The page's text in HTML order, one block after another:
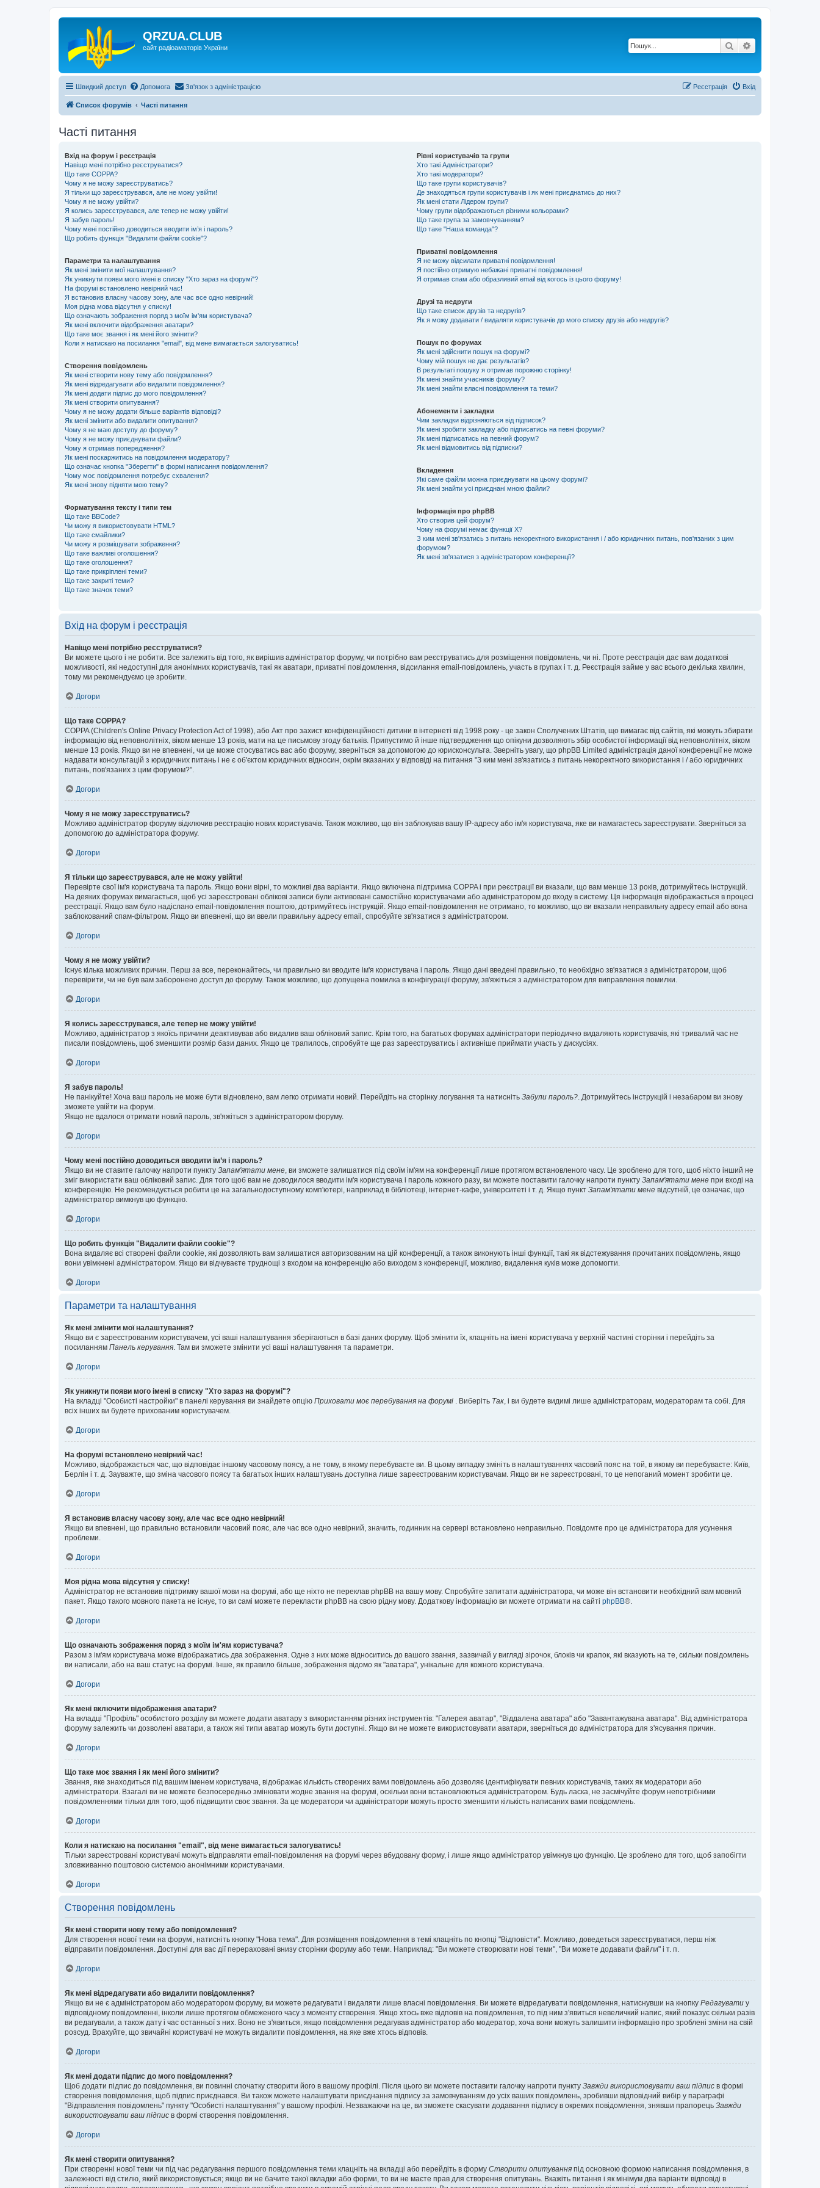
QRZUA.CLUB
сайт радіоаматорів України Пошук
Швидкий доступ Допомога Зв'язок з адміністрацією Вхід
Реєстрація
Список форумів Часті питання
Часті питання
Вхід на форум і реєстрація
Навіщо мені потрібно реєструватися?
Що таке COPPA?
Чому я не можу зареєструватись?
Я тільки що зареєструвався, але не можу увійти!
Чому я не можу увійти?
Я колись зареєструвався, але тепер не можу увійти!
Я забув пароль!
Чому мені постійно доводиться вводити ім’я і пароль?
Що робить функція "Видалити файли cookie"?
Параметри та налаштування
Як мені змінити мої налаштування?
Як уникнути появи мого імені в списку "Хто зараз на форумі"?
На форумі встановлено невірний час!
Я встановив власну часову зону, але час все одно невірний!
Моя рідна мова відсутня у списку!
Що означають зображення поряд з моїм ім'ям користувача?
Як мені включити відображення аватари?
Що таке моє звання і як мені його змінити?
Коли я натискаю на посилання "email", від мене вимагається залогуватись!
Створення повідомлень
Як мені створити нову тему або повідомлення?
Як мені відредагувати або видалити повідомлення?
Як мені додати підпис до мого повідомлення?
Як мені створити опитування?
Чому я не можу додати більше варіантів відповіді?
Як мені змінити або видалити опитування?
Чому я не маю доступу до форуму?
Чому я не можу приєднувати файли?
Чому я отримав попередження?
Як мені поскаржитись на повідомлення модератору?
Що означає кнопка "Зберегти" в формі написання повідомлення?
Чому моє повідомлення потребує схвалення?
Як мені знову підняти мою тему?
Форматування тексту і типи тем
Що таке BBCode?
Чи можу я використовувати HTML?
Що таке смайлики?
Чи можу я розміщувати зображення?
Що таке важливі оголошення?
Що таке оголошення?
Що таке прикріплені теми?
Що таке закриті теми?
Що таке значок теми?
Рівні користувачів та групи
Хто такі Адміністратори?
Хто такі модератори?
Що таке групи користувачів?
Де знаходяться групи користувачів і як мені приєднатись до них?
Як мені стати Лідером групи?
Чому групи відображаються різними кольорами?
Що таке група за замовчуванням?
Що таке "Наша команда"?
Приватні повідомлення
Я не можу відсилати приватні повідомлення!
Я постійно отримую небажані приватні повідомлення!
Я отримав спам або образливий email від когось із цього форуму!
Друзі та недруги
Що таке список друзів та недругів?
Як я можу додавати / видаляти користувачів до мого списку друзів або недругів?
Пошук по форумах
Як мені здійснити пошук на форумі?
Чому мій пошук не дає результатів?
В результаті пошуку я отримав порожню сторінку!
Як мені знайти учасників форуму?
Як мені знайти власні повідомлення та теми?
Абонементи і закладки
Чим закладки відрізняються від підписок?
Як мені зробити закладку або підписатись на певні форуми?
Як мені підписатись на певний форум?
Як мені відмовитись від підписки?
Вкладення
Які саме файли можна приєднувати на цьому форумі?
Як мені знайти усі приєднані мною файли?
Інформація про phpBB
Хто створив цей форум?
Чому на форумі немає функції X?
З ким мені зв'язатись з питань некоректного використання і / або юридичних питань, пов'язаних з цим
форумом?
Як мені зв'язатися з адміністратором конференції?
Вхід на форум і реєстрація
Навіщо мені потрібно реєструватися?
Ви можете цього і не робити. Все залежить від того, як вирішив адміністратор форуму, чи потрібно вам реєструватись для розміщення повідомлень, чи ні. Проте реєстрація дає вам додаткові
можливості, які недоступні для анонімних користувачів, такі як аватари, приватні повідомлення, відсилання email-повідомлень, участь в групах і т. д. Реєстрація займе у вас всього декілька хвилин,
тому ми рекомендуємо це зробити.
Догори
Що таке COPPA?
COPPA (Children's Online Privacy Protection Act of 1998), або Акт про захист конфіденційності дитини в інтернеті від 1998 року - це закон Сполучених Штатів, що вимагає від сайтів, які можуть збирати
інформацію від неповнолітніх, віком менше 13 років, мати на це письмову згоду батьків. Припустимо й інше підтвердження що опікуни дозволяють збір особистої інформації від неповнолітніх, віком
менше 13 років. Якщо ви не впевнені, чи це може стосуватись вас або форуму, зверніться за допомогою до юрисконсульта. Зверніть увагу, що phpBB Limited адміністрація даної конференції не може
надавати консультацій з юридичних питань і не є об'єктом юридичних відносин, окрім вказаних у відповіді на питання "З ким мені зв'язатись з питань некоректного використання і / або юридичних
питань, пов'язаних з цим форумом?".
Догори
Чому я не можу зареєструватись?
Можливо адміністратор форуму відключив реєстрацію нових користувачів. Також можливо, що він заблокував вашу IP-адресу або ім'я користувача, яке ви намагаєтесь зареєструвати. Зверніться за
допомогою до адміністратора форуму.
Догори
Я тільки що зареєструвався, але не можу увійти!
Перевірте свої ім'я користувача та пароль. Якщо вони вірні, то можливі два варіанти. Якщо включена підтримка COPPA і при реєстрації ви вказали, що вам менше 13 років, дотримуйтесь інструкцій.
На деяких форумах вимагається, щоб усі зареєстровані облікові записи були активовані самостійно користувачами або адміністратором до входу в систему. Ця інформація відображається в процесі
реєстрації. Якщо вам було надіслано email-повідомлення поштою, дотримуйтесь інструкцій. Якщо email-повідомлення не отримано, то можливо, що ви вказали неправильну адресу email або вона
заблокований спам-фільтром. Якщо ви впевнені, що ви ввели правильну адресу email, спробуйте зв'язатися з адміністратором.
Догори
Чому я не можу увійти?
Існує кілька можливих причин. Перш за все, переконайтесь, чи правильно ви вводите ім'я користувача і пароль. Якщо дані введені правильно, то необхідно зв'язатися з адміністратором, щоб
перевірити, чи не був вам заборонено доступ до форуму. Також можливо, що допущена помилка в конфігурації форуму, зв'яжіться з адміністратором для виправлення помилки.
Догори
Я колись зареєструвався, але тепер не можу увійти!
Можливо, адміністратор з якоїсь причини деактивував або видалив ваш обліковий запис. Крім того, на багатьох форумах адміністратори періодично видаляють користувачів, які тривалий час не
писали повідомлень, щоб зменшити розмір бази даних. Якщо це трапилось, спробуйте ще раз зареєструватись і активніше приймати участь у дискусіях.
Догори
Я забув пароль!
Не панікуйте! Хоча ваш пароль не може бути відновлено, вам легко отримати новий. Перейдіть на сторінку логування та натисніть Забули пароль?. Дотримуйтесь інструкцій і незабаром ви знову
зможете увійти на форум.
Якщо не вдалося отримати новий пароль, зв'яжіться з адміністратором форуму.
Догори
Чому мені постійно доводиться вводити ім’я і пароль?
Якщо ви не ставите галочку напроти пункту Запам'ятати мене, ви зможете залишатися під своїм ім'ям на конференції лише протягом встановленого часу. Це зроблено для того, щоб ніхто інший не
зміг використати ваш обліковий запис. Для того щоб вам не доводилося вводити ім'я користувача і пароль кожного разу, ви можете поставити галочку напроти пункту Запам'ятати мене при вході на
конференцію. Не рекомендується робити це на загальнодоступному комп'ютері, наприклад в бібліотеці, інтернет-кафе, університеті і т. д. Якщо пункт Запам'ятати мене відсутній, це означає, що
адміністратор вимкнув цю функцію.
Догори
Що робить функція "Видалити файли cookie"?
Вона видаляє всі створені файли cookie, які дозволяють вам залишатися авторизованим на цій конференції, а також виконують інші функції, такі як відстежування прочитаних повідомлень, якщо
вони увімкнені адміністратором. Якщо ви відчуваєте труднощі з входом на конференцію або виходом з конференції, можливо, видалення куків може допомогти.
Догори
Параметри та налаштування
Як мені змінити мої налаштування?
Якщо ви є зареєстрованим користувачем, усі ваші налаштування зберігаються в базі даних форуму. Щоб змінити їх, клацніть на імені користувача у верхній частині сторінки і перейдіть за
посиланням Панель керування. Там ви зможете змінити усі ваші налаштування та параметри.
Догори
Як уникнути появи мого імені в списку "Хто зараз на форумі"?
На вкладці "Особисті настройки" в панелі керування ви знайдете опцію Приховати моє перебування на форумі . Виберіть Так, і ви будете видимі лише адміністраторам, модераторам та собі. Для
всіх інших ви будете прихованим користувачем.
Догори
На форумі встановлено невірний час!
Можливо, відображається час, що відповідає іншому часовому поясу, а не тому, в якому перебуваєте ви. В цьому випадку змініть в налаштуваннях часовий пояс на той, в якому ви перебуваєте: Київ,
Берлін і т. д. Зауважте, що зміна часового поясу та багатьох інших налаштувань доступна лише зареєстрованим користувачам. Якщо ви не зареєстровані, то це непоганий момент зробити це.
Догори
Я встановив власну часову зону, але час все одно невірний!
Якщо ви впевнені, що правильно встановили часовий пояс, але час все одно невірний, значить, годинник на сервері встановлено неправильно. Повідомте про це адміністратора для усунення
проблеми.
Догори
Моя рідна мова відсутня у списку!
Адміністратор не встановив підтримку вашої мови на форумі, або ще ніхто не переклав phpBB на вашу мову. Спробуйте запитати адміністратора, чи може він встановити необхідний вам мовний
пакет. Якщо такого мовного пакета не існує, то ви самі можете перекласти phpBB на свою рідну мову. Додаткову інформацію ви можете отримати на сайті phpBB®.
Догори
Що означають зображення поряд з моїм ім'ям користувача?
Разом з ім'ям користувача може відображатись два зображення. Одне з них може відноситись до вашого звання, зазвичай у вигляді зірочок, блоків чи крапок, які вказують на те, скільки повідомлень
ви написали, або на ваш статус на форумі. Інше, як правило більше, зображення відомо як "аватара", унікальне для кожного користувача.
Догори
Як мені включити відображення аватари?
На вкладці "Профіль" особистого розділу ви можете додати аватару з використанням різних інструментів: "Галерея аватар", "Віддалена аватара" або "Завантажувана аватара". Від адміністратора
форуму залежить чи дозволені аватари, а також які типи аватар можуть бути доступні. Якщо ви не можете використовувати аватари, зверніться до адміністратора для з'ясування причин.
Догори
Що таке моє звання і як мені його змінити?
Звання, яке знаходиться під вашим іменем користувача, відображає кількість створених вами повідомлень або дозволяє ідентифікувати певних користувачів, таких як модератори або
адміністратори. Взагалі ви не можете безпосередньо змінювати жодне звання на форумі, оскільки вони встановлюються адміністратором. Будь ласка, не засмічуйте форум непотрібними
повідомленнями тільки для того, щоб підвищити своє звання. За це модератори чи адміністратори можуть просто зменшити кількість написаних вами повідомлень.
Догори
Коли я натискаю на посилання "email", від мене вимагається залогуватись!
Тільки зареєстровані користувачі можуть відправляти email-повідомлення на форумі через вбудовану форму, і лише якщо адміністратор увімкнув цю функцію. Це зроблено для того, щоб запобігти
зловживанню поштовою системою анонімними користувачами.
Догори
Створення повідомлень
Як мені створити нову тему або повідомлення?
Для створення нової теми на форумі, натисніть кнопку "Нова тема". Для розміщення повідомлення в темі клацніть по кнопці "Відповісти". Можливо, доведеться зареєструватися, перш ніж
відправити повідомлення. Доступні для вас дії перераховані внизу сторінки форуму або теми. Наприклад: "Ви можете створювати нові теми", "Ви можете додавати файли" і т. п.
Догори
Як мені відредагувати або видалити повідомлення?
Якщо ви не є адміністратором або модератором форуму, ви можете редагувати і видаляти лише власні повідомлення. Ви можете відредагувати повідомлення, натиснувши на кнопку Редагувати у
відповідному повідомленні, інколи лише протягом обмеженого часу з моменту створення. Якщо хтось вже відповів на повідомлення, то під ним з'явиться невеличкий напис, який показує скільки разів
ви редагували, а також дату і час останньої з них. Воно не з'явиться, якщо повідомлення редагував адміністратор або модератор, хоча вони можуть залишити інформацію про зроблені зміни на свій
розсуд. Врахуйте, що звичайні користувачі не можуть видалити повідомлення, на яке вже хтось відповів.
Догори
Як мені додати підпис до мого повідомлення?
Щоб додати підпис до повідомлення, ви повинні спочатку створити його в вашому профілі. Після цього ви можете поставити галочку напроти пункту Завжди використовувати ваш підпис в формі
створення повідомлення, щоб підпис приєднався. Ви також можете налаштувати приєднання підпису за замовчуванням до усіх ваших повідомлень, зробивши відповідний вибір у параграфі
"Відправлення повідомлень" пункту "Особисті налаштування" у вашому профілі. Незважаючи на це, ви зможете скасувати додавання підпису в окремих повідомлення, знявши прапорець Завжди
використовувати ваш підпис в формі створення повідомлення.
Догори
Як мені створити опитування?
При створенні нової теми чи під час редагування першого повідомлення теми клацніть на вкладці або перейдіть в форму Створити опитування під основною формою написання повідомлення, в
залежності від стилю, який використовується; якщо ви не бачите такої вкладки або форми, то ви не маєте прав для створення опитувань. Вкажіть питання і як мінімум два варіанти відповіді в